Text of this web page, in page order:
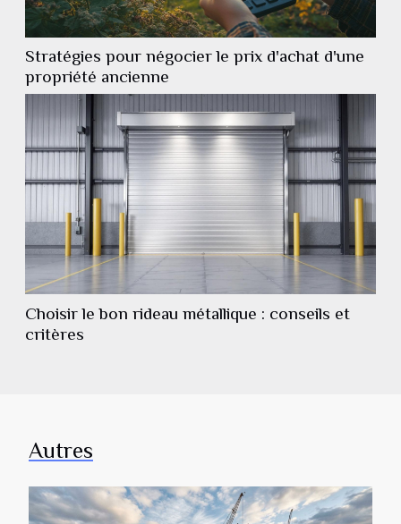
Stratégies pour négocier le prix d'achat d'une
propriété ancienne
Choisir le bon rideau métallique : conseils et
critères
Autres